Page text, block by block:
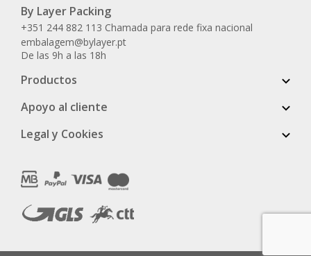
By Layer Packing
+351 244 882 113 Chamada para rede fixa nacional
embalagem@bylayer.pt
De las 9h a las 18h
Productos
Apoyo al cliente
Legal y Cookies